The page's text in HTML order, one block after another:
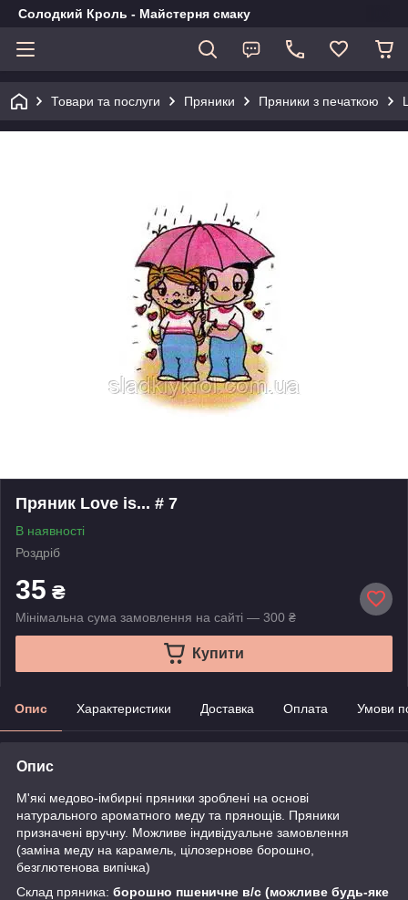
Солодкий Кроль - Майстерня смаку
Товари та послуги Пряники Пряники з печаткою
Пряник Love is... # 7
В наявності
Роздріб
35 ₴
Мінімальна сума замовлення на сайті — 300 ₴
Купити
Опис Характеристики Доставка Оплата Умови
Опис
М'які медово-імбирні пряники зроблені на основі
натурального ароматного меду та прянощів. Пряники
призначені вручну. Можливе індивідуальне замовлення
(заміна меду на карамель, цілозернове борошно,
безглютенова випічка)
Склад пряника: борошно пшеничне в/с (можливе будь-яке